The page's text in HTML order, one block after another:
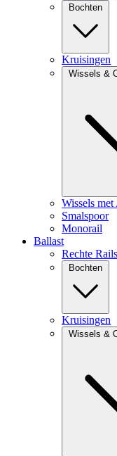
Bochten
Kruisingen
Wissels &
Wissels met
Smalspoor
Monorail
Ballast
Rechte Rails
Bochten
Kruisingen
Wissels &